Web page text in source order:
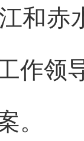
和赤
作领
。